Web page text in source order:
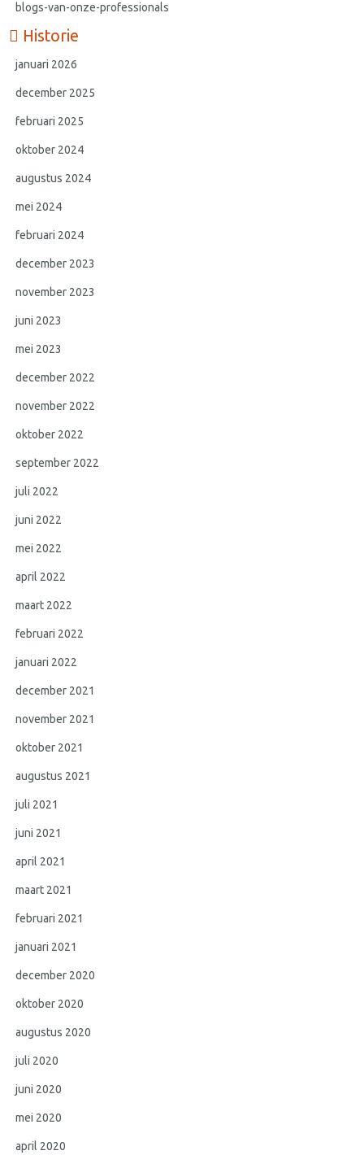
blogs-van-onze-professionals
Historie
januari 2026
december 2025
februari 2025
oktober 2024
augustus 2024
mei 2024
februari 2024
december 2023
november 2023
juni 2023
mei 2023
december 2022
november 2022
oktober 2022
september 2022
juli 2022
juni 2022
mei 2022
april 2022
maart 2022
februari 2022
januari 2022
december 2021
november 2021
oktober 2021
augustus 2021
juli 2021
juni 2021
april 2021
maart 2021
februari 2021
januari 2021
december 2020
oktober 2020
augustus 2020
juli 2020
juni 2020
mei 2020
april 2020